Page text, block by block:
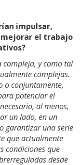
impulsar,
el trabajo
compleja, y como tal
complejas.
o conjuntamente,
potenciar el
al menos,
un lado, en un
garantizar una serie
que actualmente
condiciones que
desde